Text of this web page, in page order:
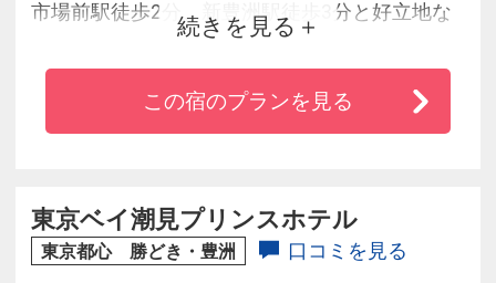
市場前駅徒歩2分、新豊洲駅徒歩3分と好立地な
ホテル。6～17階に位置した330室（全室禁煙）
の客室は洗い場付きの浴室で、レジャー利用の
お客様を意識したバス・トイレがセパレートタ
続きを見る
この宿のプランを見る
東京ベイ潮見プリンスホテル
東京都心 勝どき・豊洲 口コミを見る